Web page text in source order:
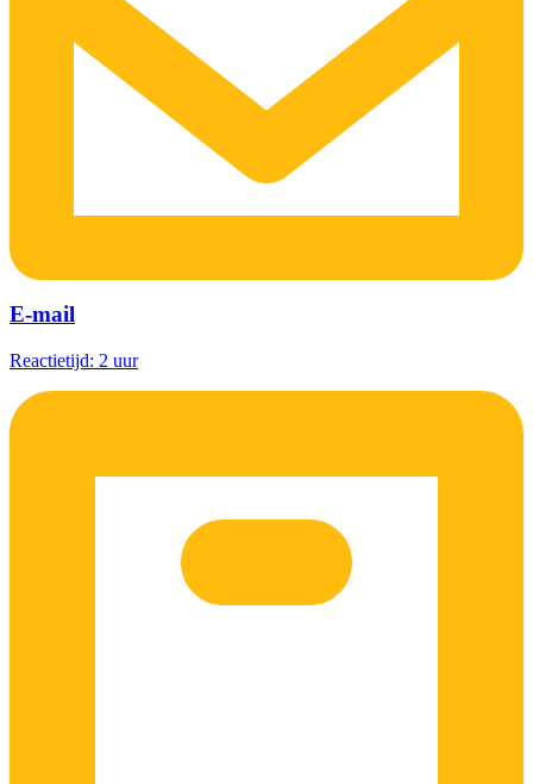
E-mail
Reactietijd: 2 uur